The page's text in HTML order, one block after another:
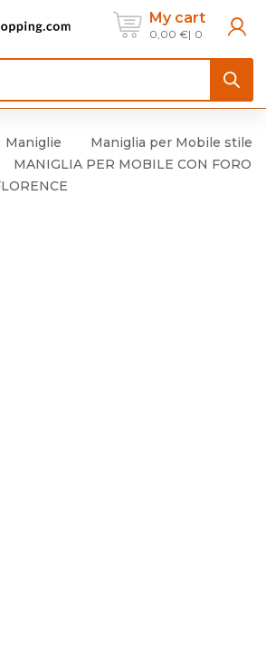
My cart
0,00 € 0
Maniglie
Maniglia per Mobile stile
MANIGLIA PER MOBILE CON FORO